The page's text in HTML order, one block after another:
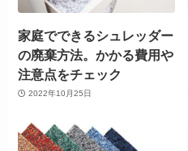
家庭でできるシュレッダー
の廃棄方法。かかる費用や
注意点をチェック
2022年10月25日